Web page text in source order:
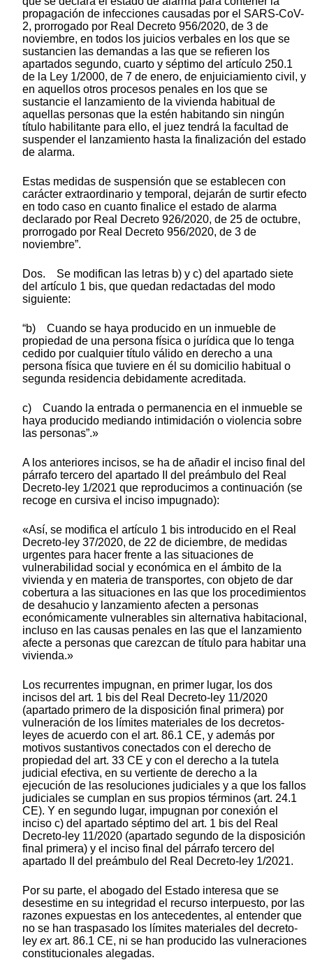
propagación de infecciones causadas por el SARS-CoV-
2, prorrogado por Real Decreto 956/2020, de 3 de
noviembre, en todos los juicios verbales en los que se
sustancien las demandas a las que se refieren los
apartados segundo, cuarto y séptimo del artículo 250.1
de la Ley 1/2000, de 7 de enero, de enjuiciamiento civil, y
en aquellos otros procesos penales en los que se
sustancie el lanzamiento de la vivienda habitual de
aquellas personas que la estén habitando sin ningún
título habilitante para ello, el juez tendrá la facultad de
suspender el lanzamiento hasta la finalización del estado
de alarma.
Estas medidas de suspensión que se establecen con
carácter extraordinario y temporal, dejarán de surtir efecto
en todo caso en cuanto finalice el estado de alarma
declarado por Real Decreto 926/2020, de 25 de octubre,
prorrogado por Real Decreto 956/2020, de 3 de
noviembre”.
Dos. Se modifican las letras b) y c) del apartado siete
del artículo 1 bis, que quedan redactadas del modo
siguiente:
“b) Cuando se haya producido en un inmueble de
propiedad de una persona física o jurídica que lo tenga
cedido por cualquier título válido en derecho a una
persona física que tuviere en él su domicilio habitual o
segunda residencia debidamente acreditada.
c) Cuando la entrada o permanencia en el inmueble se
haya producido mediando intimidación o violencia sobre
las personas”.»
A los anteriores incisos, se ha de añadir el inciso final del
párrafo tercero del apartado II del preámbulo del Real
Decreto-ley 1/2021 que reproducimos a continuación (se
recoge en cursiva el inciso impugnado):
«Así, se modifica el artículo 1 bis introducido en el Real
Decreto-ley 37/2020, de 22 de diciembre, de medidas
urgentes para hacer frente a las situaciones de
vulnerabilidad social y económica en el ámbito de la
vivienda y en materia de transportes, con objeto de dar
cobertura a las situaciones en las que los procedimientos
de desahucio y lanzamiento afecten a personas
económicamente vulnerables sin alternativa habitacional,
incluso en las causas penales en las que el lanzamiento
afecte a personas que carezcan de título para habitar una
vivienda.»
Los recurrentes impugnan, en primer lugar, los dos
incisos del art. 1 bis del Real Decreto-ley 11/2020
(apartado primero de la disposición final primera) por
vulneración de los límites materiales de los decretos-
leyes de acuerdo con el art. 86.1 CE, y además por
motivos sustantivos conectados con el derecho de
propiedad del art. 33 CE y con el derecho a la tutela
judicial efectiva, en su vertiente de derecho a la
ejecución de las resoluciones judiciales y a que los fallos
judiciales se cumplan en sus propios términos (art. 24.1
CE). Y en segundo lugar, impugnan por conexión el
inciso c) del apartado séptimo del art. 1 bis del Real
Decreto-ley 11/2020 (apartado segundo de la disposición
final primera) y el inciso final del párrafo tercero del
apartado II del preámbulo del Real Decreto-ley 1/2021.
Por su parte, el abogado del Estado interesa que se
desestime en su integridad el recurso interpuesto, por las
razones expuestas en los antecedentes, al entender que
no se han traspasado los límites materiales del decreto-
ley exart. 86.1 CE, ni se han producido las vulneraciones
constitucionales alegadas.